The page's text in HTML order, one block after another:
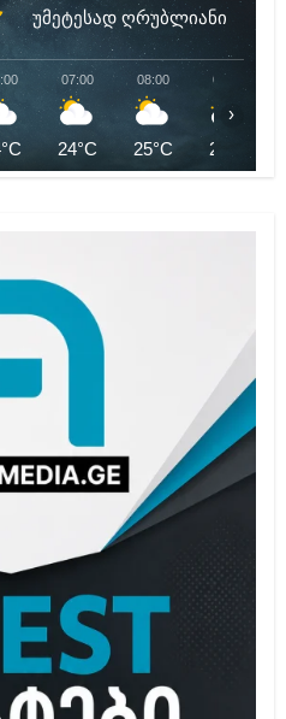
უმეტესად ღრუბლიანი
07:00
24°C
08:00
25°C
09:00
27°C
›